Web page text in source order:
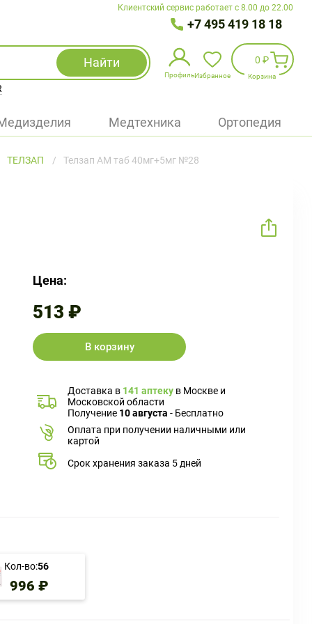
Клиентский сервис работает с 8.00 до 22.00
+7 495 419 18 18
Найти
Профиль
Избранное
Войти
Избранное
0 ₽
Корзина
Медтехника Ортопедия
ТЕЛЗАП Телзап АМ таб 40мг+5мг №28
Цена:
513 ₽
В корзину
Доставка в 141 аптеку в Москве и
Московской области
Получение 10 августа - Бесплатно
Оплата при получении наличными или
картой
Срок хранения заказа 5 дней
Кол-во:56
996 ₽